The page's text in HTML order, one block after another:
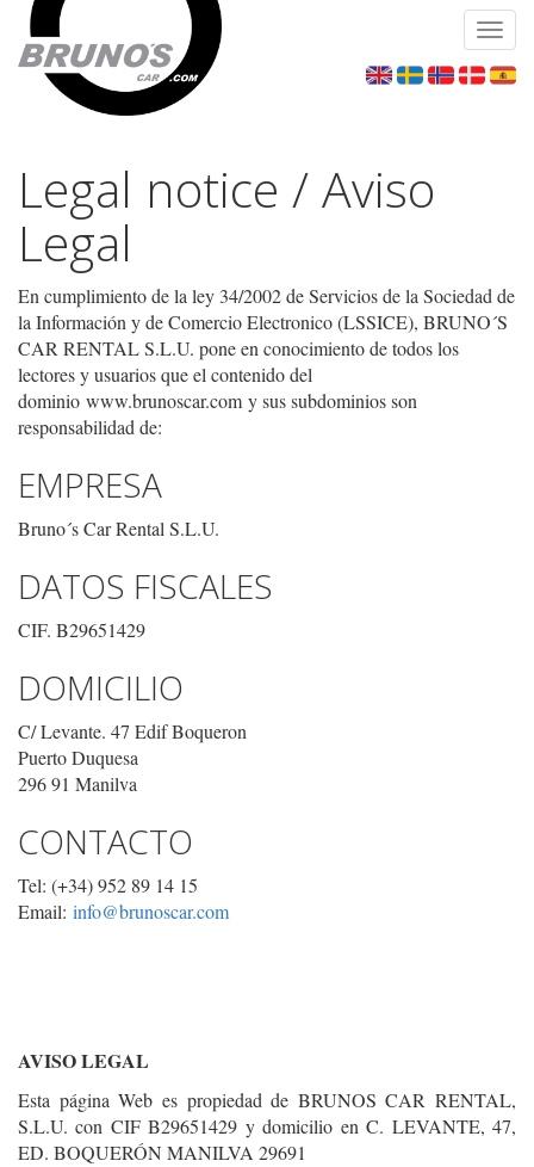
Legal notice / Aviso
Legal
En cumplimiento de la ley 34/2002 de Servicios de la Sociedad de
la Información y de Comercio Electronico (LSSICE), BRUNO´S
CAR RENTAL S.L.U. pone en conocimiento de todos los
lectores y usuarios que el contenido del
dominio www.brunoscar.com y sus subdominios son
responsabilidad de:
EMPRESA
Bruno´s Car Rental S.L.U.
DATOS FISCALES
CIF. B29651429
DOMICILIO
C/ Levante. 47 Edif Boqueron
Puerto Duquesa
296 91 Manilva
CONTACTO
Tel: (+34) 952 89 14 15
Email: info@brunoscar.com
AVISO LEGAL
Esta página Web es propiedad de BRUNOS CAR RENTAL,
S.L.U. con CIF B29651429 y domicilio en C. LEVANTE, 47,
ED. BOQUERÓN MANILVA 29691